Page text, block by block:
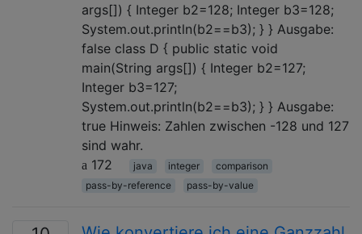
args[]) { Integer b2=128; Integer b3=128;
System.out.println(b2==b3); } } Ausgabe:
false class D { public static void
main(String args[]) { Integer b2=127;
Integer b3=127;
System.out.println(b2==b3); } } Ausgabe:
true Hinweis: Zahlen zwischen -128 und 127
sind wahr.
172
java integer
comparison
pass-by-reference
pass-by-value